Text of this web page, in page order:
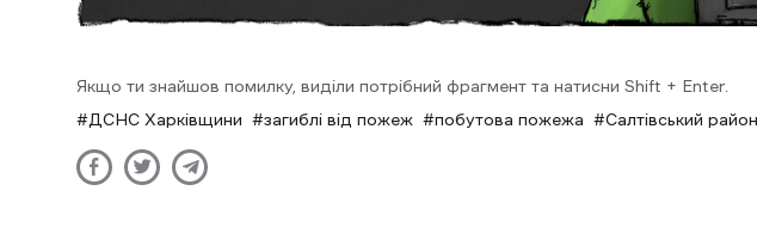
Якщо ти знайшов помилку, виділи потрібний фрагмент та натисни Shift + Enter.
ДСНС Харківщини
загиблі від пожеж побутова пожежа Салтівський район